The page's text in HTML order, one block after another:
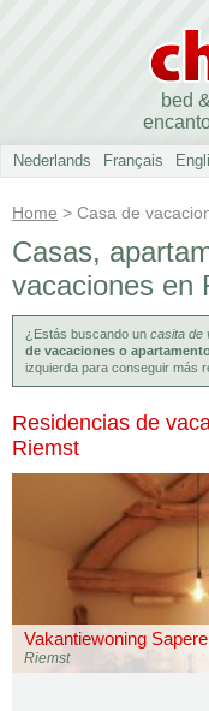
bed
Nederlands Français
Home > Casa de
Casas,
vacaciones en
¿Estás buscando un casita de
de vacaciones o
izquierda para conseguir más
Residencias de
Riemst
Vakantiewoning Sapere
Riemst